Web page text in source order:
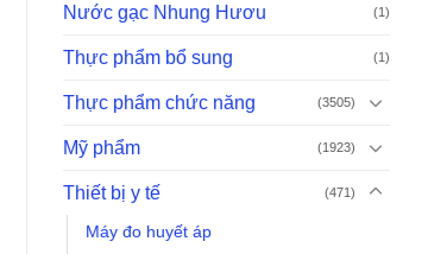
Nước gạc Nhung Hươu (1)
Thực phẩm bổ sung (1)
Thực phẩm chức năng (3505)
Mỹ phẩm (1923)
Thiết bị y tế (471)
Máy đo huyết áp